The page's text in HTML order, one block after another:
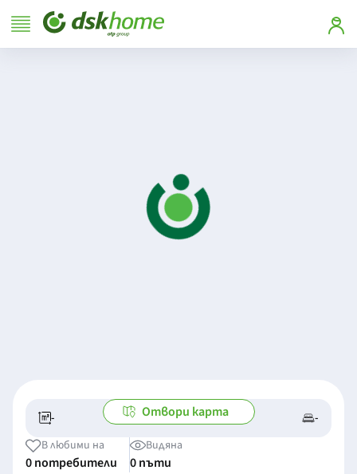
- -/- -
Отвори карта
В любими на
0 потребители
Видяна
0 пъти